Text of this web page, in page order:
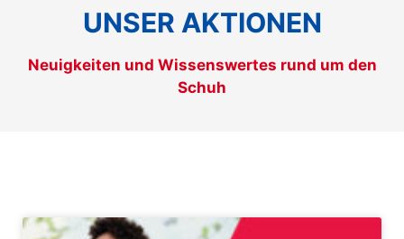
UNSER AKTIONEN
Neuigkeiten und Wissenswertes rund um den
Schuh